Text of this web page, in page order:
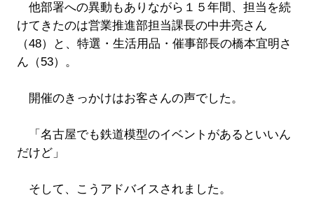
他部署への異動もありながら１５年間、担当を続
けてきたのは営業推進部担当課長の中井亮さん
（48）と、特選・生活用品・催事部長の橋本宜明さ
ん（53）。
開催のきっかけはお客さんの声でした。
「名古屋でも鉄道模型のイベントがあるといいん
だけど」
そして、こうアドバイスされました。